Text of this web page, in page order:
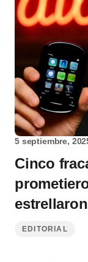
5 septiembre,
Cinco
estrellaron
EDITORIAL